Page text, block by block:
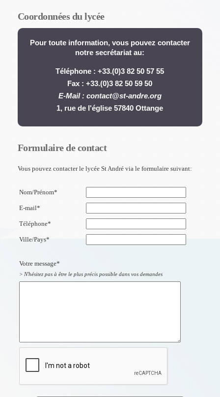
Coordonnées du lycée
Pour toute information, vous pouvez contacter
notre secrétariat au:
Téléphone :+33.(0)3 82 50 57 55
Fax : +33.(0)3 82 50 59 50
E-Mail : contact@st-andre.org
1, rue de l'église 57840 Ottange
Formulaire de contact
Vous pouvez contacter le lycée St André via le formulaire suivant:
Nom/Prénom*
E-mail*
Téléphone*
Ville/Pays*
Votre message*
> N'hésitez pas à être le plus précis possible dans vos demandes